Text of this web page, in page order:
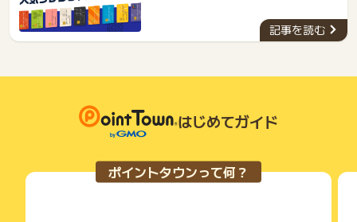
記事を読む
はじめてガイド
ポイントタウンって何？